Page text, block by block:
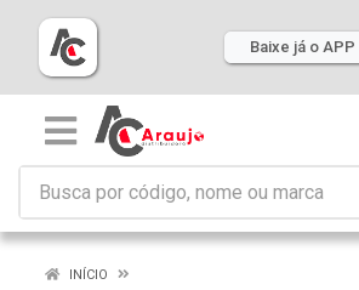
Baixe já o
INÍCIO